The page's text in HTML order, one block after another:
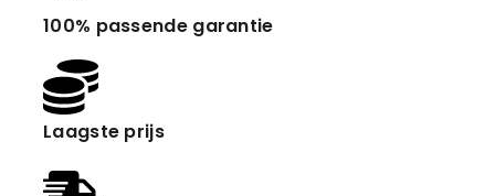
100% passende garantie
Laagste prijs